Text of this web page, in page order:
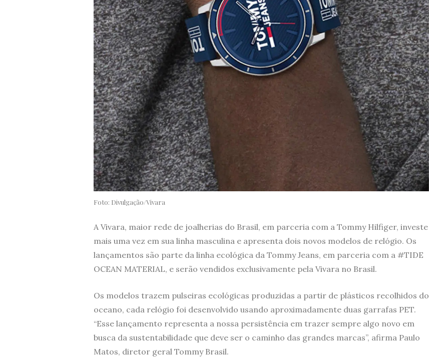
Foto: Divulgação/Vivara
A Vivara, maior rede de joalherias do Brasil, em parceria com a Tommy Hilfiger, investe
mais uma vez em sua linha masculina e apresenta dois novos modelos de relógio. Os
lançamentos são parte da linha ecológica da Tommy Jeans, em parceria com a #TIDE
OCEAN MATERIAL, e serão vendidos exclusivamente pela Vivara no Brasil.
Os modelos trazem pulseiras ecológicas produzidas a partir de plásticos recolhidos do
oceano, cada relógio foi desenvolvido usando aproximadamente duas garrafas PET.
“Esse lançamento representa a nossa persistência em trazer sempre algo novo em
busca da sustentabilidade que deve ser o caminho das grandes marcas”, afirma Paulo
Matos, diretor geral Tommy Brasil.